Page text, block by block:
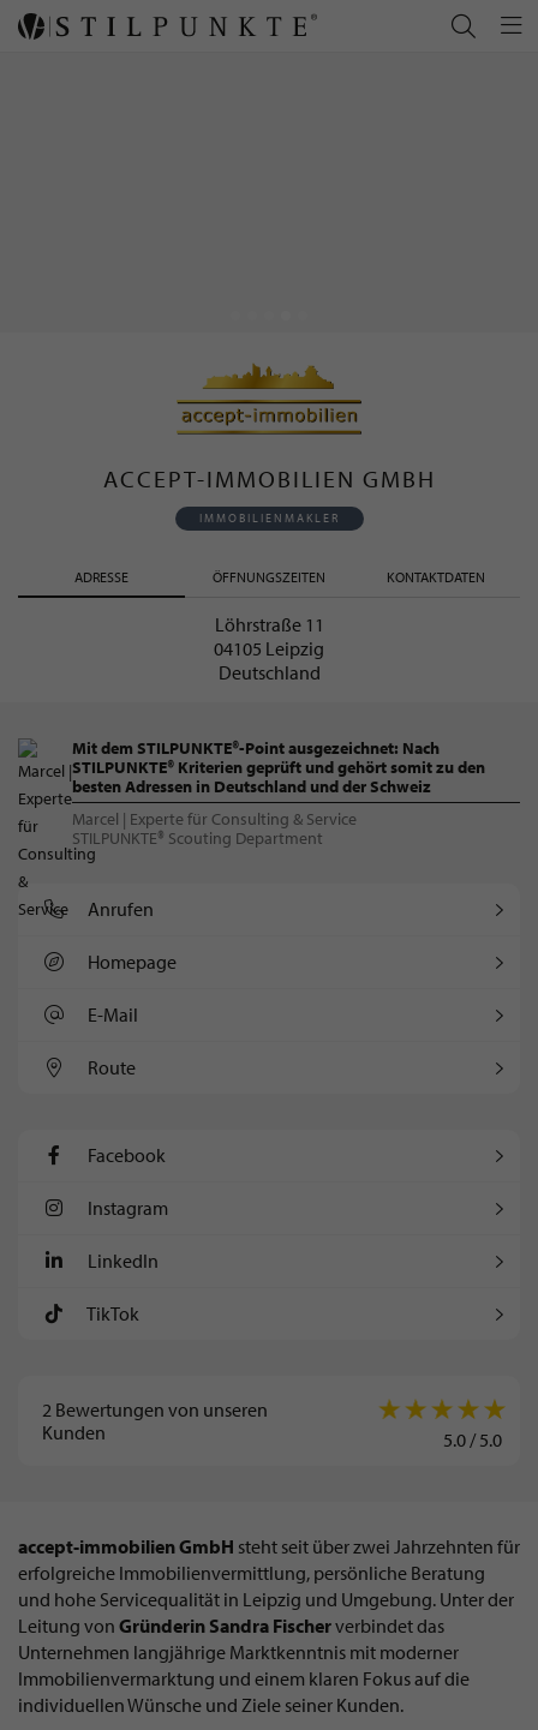
ACCEPT-IMMOBILIEN GMBH
IMMOBILIENMAKLER
ADRESSE ÖFFNUNGSZEITEN KONTAKTDATEN
Löhrstraße 11
04105 Leipzig
Deutschland
Mit dem STILPUNKTE®-Point ausgezeichnet: Nach
STILPUNKTE® Kriterien geprüft und gehört somit zu den
besten Adressen in Deutschland und der Schweiz
Marcel | Experte für Consulting & Service
STILPUNKTE® Scouting Department
Anrufen
Homepage
E-Mail
Route
Facebook
Instagram
LinkedIn
TikTok
2 Bewertungen von unseren
Kunden
5.0/5.0
accept-immobilien GmbH steht seit über zwei Jahrzehnten für
erfolgreiche Immobilienvermittlung, persönliche Beratung
und hohe Servicequalität in Leipzig und Umgebung. Unter der
Leitung von Gründerin Sandra Fischerverbindet das
Unternehmen langjährige Marktkenntnis mit moderner
Immobilienvermarktung und einem klaren Fokus auf die
individuellen Wünsche und Ziele seiner Kunden.